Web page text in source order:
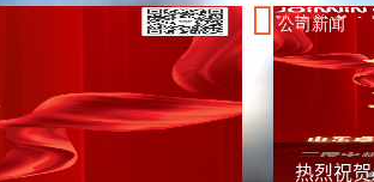
公司新闻